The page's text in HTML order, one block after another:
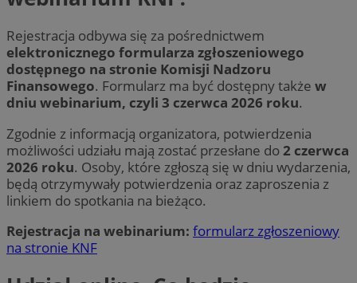
Rejestracja odbywa się za pośrednictwem
elektronicznego formularza zgłoszeniowego
dostępnego na stronie Komisji Nadzoru
Finansowego. Formularz ma być dostępny także w
dniu webinarium, czyli 3 czerwca 2026 roku.
Zgodnie z informacją organizatora, potwierdzenia
możliwości udziału mają zostać przesłane do2 czerwca
2026 roku. Osoby, które zgłoszą się w dniu wydarzenia,
będą otrzymywały potwierdzenia oraz zaproszenia z
linkiem do spotkania na bieżąco.
Rejestracja na webinarium: formularz zgłoszeniowy
na stronie KNF